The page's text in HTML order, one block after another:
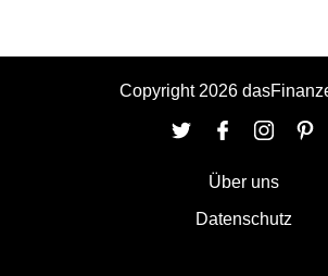
Copyright 2026
Über uns
Datenschutz